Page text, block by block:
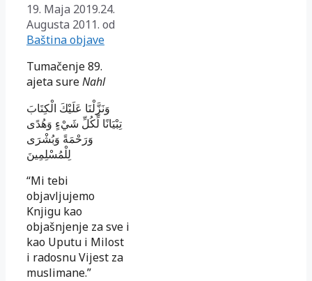
19. Maja 2019.24.
Augusta 2011. od
Baština objave
Tumačenje 89.
ajeta sureNahl
وَنَزَّلْنَا عَلَيْكَ الْكِتَابَ
تِبْيَانًا لِّكُلِّ شَيْءٍ وَهُدًى
وَرَحْمَةً وَبُشْرَى
لِلْمُسْلِمِينَ
“Mi tebi
objavljujemo
Knjigu kao
objašnjenje za sve i
kao Uputu i Milost
i radosnu Vijest za
muslimane.”